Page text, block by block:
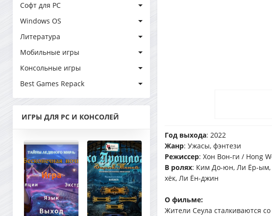
Софт для PC
Windows OS
Литература
Мобильные игры
Консольные игры
Best Games Repack
ИГРЫ ДЛЯ PC И КОНСОЛЕЙ
Год выхода: 2022
Жанр: Ужасы, фэнтези
Режиссер: Хон Вон-ги / Hong
В ролях: Ким До-юн, Ли Ёр-ым,
хёк, Ли Ён-джин
О фильме:
Жители Сеула сталкиваются